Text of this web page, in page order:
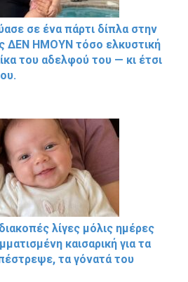
σε ένα πάρτι δίπλα στην
ΔΕΝ ΗΜΟΥΝ τόσο ελκυστική
του αδελφού του — κι έτσι
λίγες μόλις ημέρες
καισαρική για τα
τα γόνατά του